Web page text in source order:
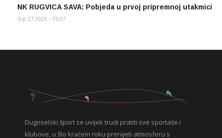
NK RUGVICA SAVA: Pobjeda u prvoj pripremnoj utakmici
Srp 27 2026 - 15:07
Dugoselski šport se uvijek trudi pratiti sve sportaše i
klubove, u što kraćem roku prenijeti atmosferu s